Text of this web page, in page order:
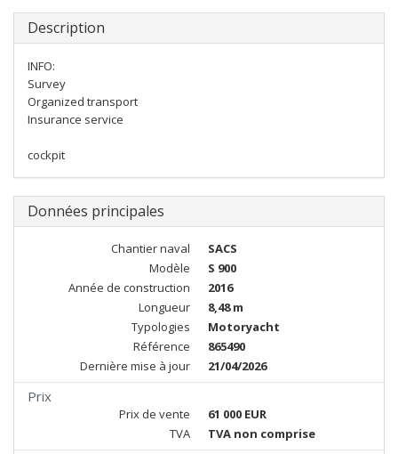
Description
INFO:
Survey
Organized transport
Insurance service
cockpit
Données principales
Chantier naval
SACS
Modèle
S 900
Année de construction
2016
Longueur
8,48 m
Typologies
Motoryacht
Référence
865490
Dernière mise à jour
21/04/2026
Prix
Prix de vente
61 000 EUR
TVA
TVA non comprise